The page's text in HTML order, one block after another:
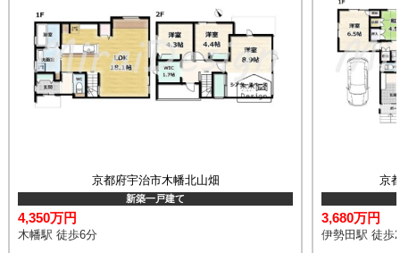
京都府宇治市木幡北山畑
新築一戸建て
4,350万円
木幡駅 徒歩6分
京
3,680万円
伊勢田駅 徒歩